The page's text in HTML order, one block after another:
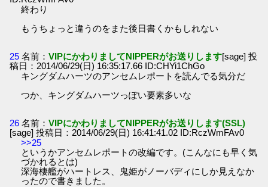
終わり
もうちょっと違うのをまた後日書くかもしれない
25 名前：VIPにかわりましてNIPPERがお送りします[sage] 投
稿日：2014/06/29(日) 16:35:17.66 ID:CHYi1ChGo
キングダムハーツのアンセムレポートを読んでる気分だ
つか、キングダムハーツっぽい要素多いな
26 名前：VIPにかわりましてNIPPERがお送りします(SSL)
[sage] 投稿日：2014/06/29(日) 16:41:41.02 ID:RczWmFAv0
>>25
というかアンセムレポートの改編です。(こんなにも早く気
づかれるとは)
深海棲艦がハートレス、鬼姫がノーバディにしか見えなか
ったので書きました。